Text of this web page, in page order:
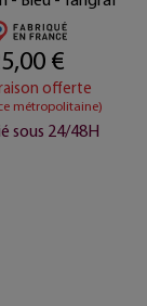
€
offerte
métropolitaine)
sous 24/48H